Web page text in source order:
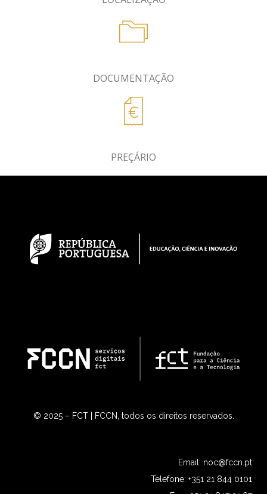
DOCUMENTAÇÃO
PREÇÁRIO
© 2025 – FCT | FCCN, todos os direitos reservados.
Email: noc@fccn.pt
Telefone: +351 21 844 0101